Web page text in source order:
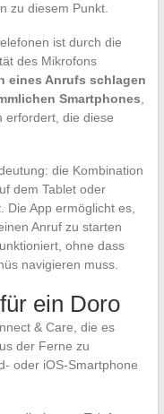
zu diesem Punkt.
ist durch die
des Mikrofons
eines Anrufs schlagen
Smartphones,
erfordert, die diese
die Kombination
dem Tablet oder
Die App ermöglicht es,
Anruf zu starten
ohne dass
navigieren muss.
ein Doro
& Care, die es
der Ferne zu
oder iOS-Smartphone